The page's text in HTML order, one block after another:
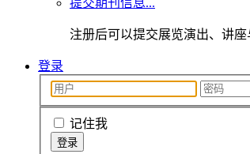
提交期刊信息...
注册后可以提交展览演出、讲
登录
记住我